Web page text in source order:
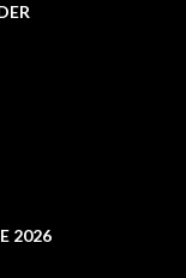
2026